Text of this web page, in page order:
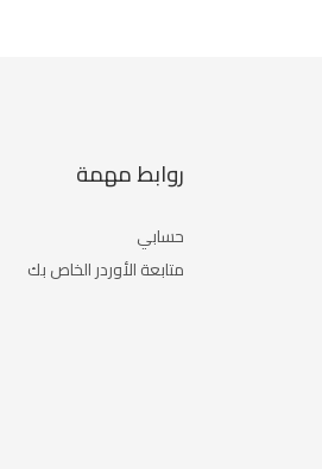
روابط مهمة
حسابي
متابعة الأوردر الخاص بك